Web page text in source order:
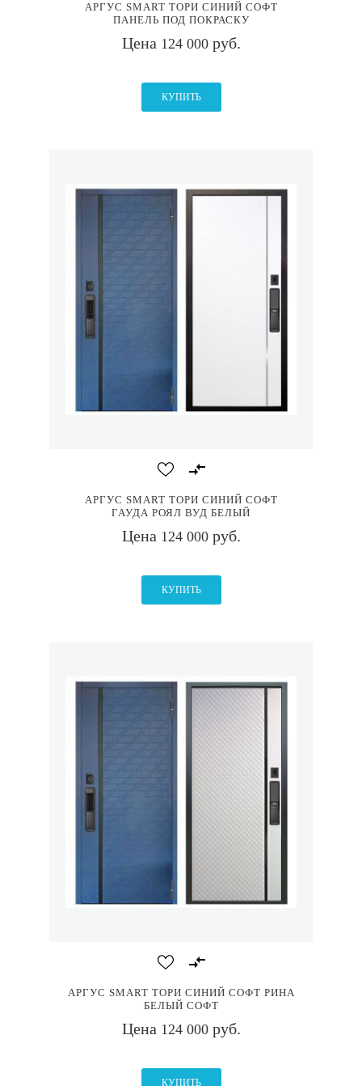
АРГУС SMART ТОРИ СИНИЙ СОФТ
ПАНЕЛЬ ПОД ПОКРАСКУ
Цена124 000 руб.
КУПИТЬ
АРГУС SMART ТОРИ СИНИЙ СОФТ
ГАУДА РОЯЛ ВУД БЕЛЫЙ
Цена124 000 руб.
КУПИТЬ
АРГУС SMART ТОРИ СИНИЙ СОФТ РИНА
БЕЛЫЙ СОФТ
Цена124 000 руб.
КУПИТЬ